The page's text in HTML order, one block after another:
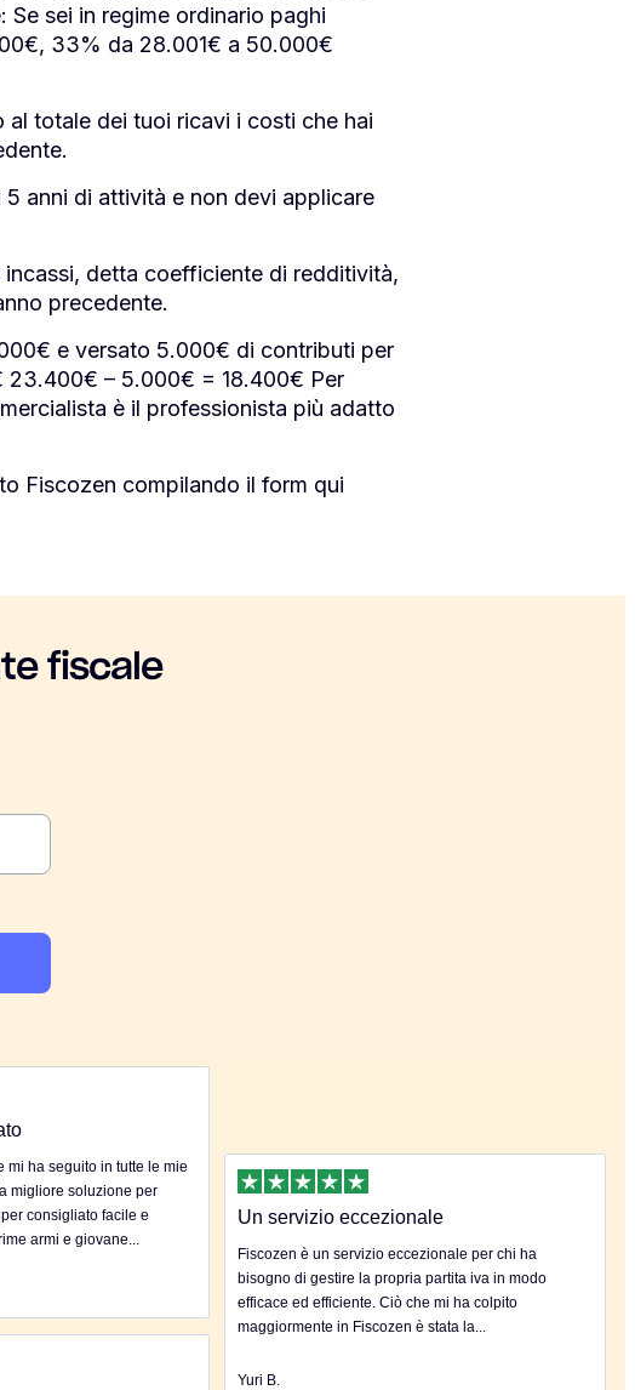
sei in regime ordinario paghi
33% da 28.001€ a 50.000€
totale dei tuoi ricavi i costi che hai
anni di attività e non devi applicare
detta coefficiente di redditività,
precedente.
e versato 5.000€ di contributi per
23.400€ – 5.000€ = 18.400€ Per
è il professionista più adatto
Fiscozen compilando il form qui
fiscale
mi ha seguito in tutte le mie
migliore soluzione per
consigliato facile e
armi e giovane...
Un servizio eccezionale
Fiscozen è un servizio eccezionale per chi ha
bisogno di gestire la propria partita iva in modo
efficace ed efficiente. Ciò che mi ha colpito
maggiormente in Fiscozen è stata la...
Yuri B.